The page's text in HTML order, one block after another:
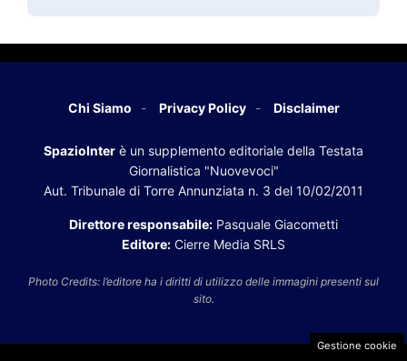
Chi Siamo Privacy Policy Disclaimer
SpazioInter è un supplemento editoriale della Testata
Giornalistica "Nuovevoci"
Aut. Tribunale di Torre Annunziata n. 3 del 10/02/2011
Direttore responsabile: Pasquale Giacometti
Editore: Cierre Media SRLS
Photo Credits: l’editore ha i diritti di utilizzo delle immagini presenti sul
sito.
Gestione cookie